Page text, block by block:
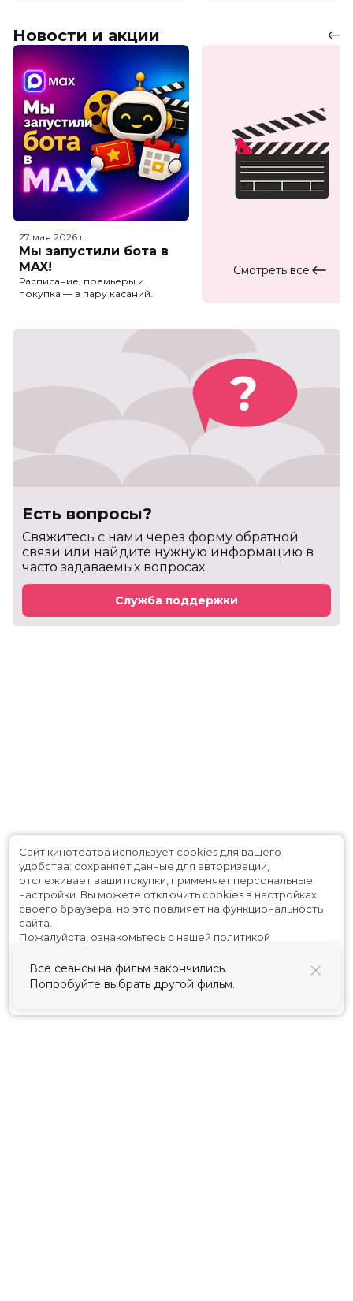
Новости и акции
27 мая 2026 г.
Мы запустили бота в
MAX!
Расписание, премьеры и
покупка — в пару касаний.
Смотреть все
Есть вопросы?
Cвяжитесь с нами через форму обратной
связи или найдите нужную информацию в
часто задаваемых вопросах.
Служба поддержки
Все сеансы на фильм закончились.
Попробуйте выбрать другой фильм.
Сайт кинотеатра использует cookies для вашего
удобства: сохраняет данные для авторизации,
отслеживает ваши покупки, применяет персональные
настройки. Вы можете отключить cookies в настройках
своего браузера, но это повлияет на функциональность
сайта.
Пожалуйста, ознакомьтесь с нашей политикой
Принять